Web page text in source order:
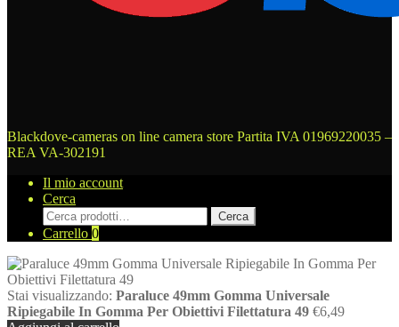
Blackdove-cameras on line camera store Partita IVA 01969220035 –
REA VA-302191
Il mio account
Cerca
Cerca:
Cerca
Carrello 0
Stai visualizzando: Paraluce 49mm Gomma Universale
Ripiegabile In Gomma Per Obiettivi Filettatura 49 €6,49